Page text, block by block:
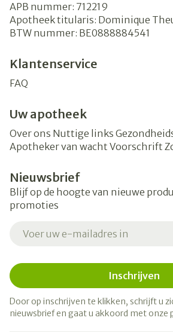
APB nummer: 712219
Apotheek titularis: Dominique
BTW nummer: BE0888884541
Klantenservice
FAQ
Uw apotheek
Over ons Nuttige links
Apotheker van wacht Voorschrift
Nieuwsbrief
Blijf op de hoogte van nieuwe
promoties
Inschrijven
Door op inschrijven te klikken, schrijft u
nieuwsbrief en gaat u akkoord met onze